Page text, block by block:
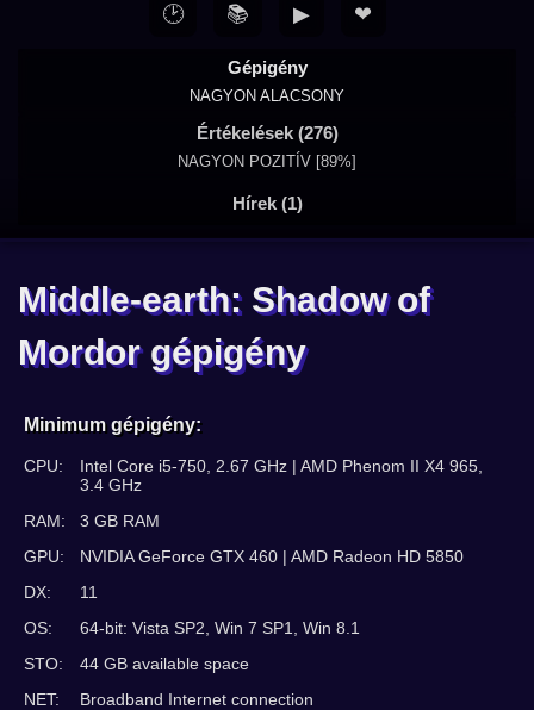
Gépigény
NAGYON ALACSONY
Értékelések (276)
NAGYON POZITÍV [89%]
Hírek (1)
🕑 📚 ▶ ❤
Middle-earth: Shadow of
Mordor gépigény
Minimum gépigény:
CPU:
Intel Core i5-750, 2.67 GHz | AMD Phenom II X4 965,
3.4 GHz
RAM:
3 GB RAM
GPU:
NVIDIA GeForce GTX 460 | AMD Radeon HD 5850
DX:
11
OS:
64-bit: Vista SP2, Win 7 SP1, Win 8.1
STO:
44 GB available space
NET:
Broadband Internet connection